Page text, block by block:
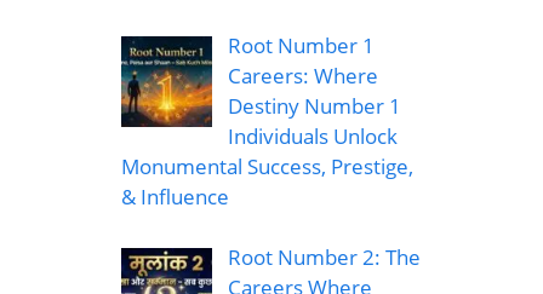
Root Number 1
Careers: Where
Destiny Number 1
Individuals Unlock
Monumental Success, Prestige,
& Influence
Root Number 2: The
Careers Where